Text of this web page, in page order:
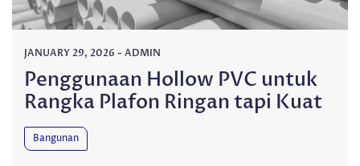
JANUARY 29, 2026 - ADMIN
Penggunaan Hollow PVC untuk
Rangka Plafon Ringan tapi Kuat
Bangunan